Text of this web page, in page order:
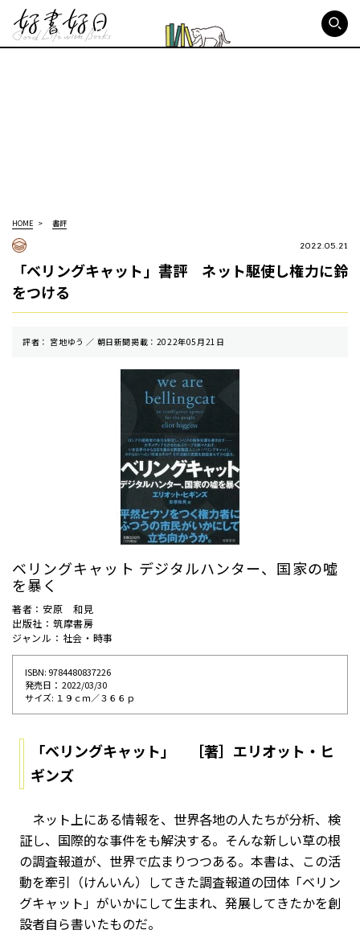
HOME 書評
2022.05.21
「ベリングキャット」書評 ネット駆使し権力に鈴
をつける
評者： 宮地ゆう ／ 朝⽇新聞掲載：2022年05月21日
ベリングキャット デジタルハンター、国家の噓
を暴く
著者：安原 和見
出版社：筑摩書房
ジャンル：社会・時事
ISBN: 9784480837226
発売⽇： 2022/03/30
サイズ: １９ｃｍ／３６６ｐ
「ベリングキャット」 ［著］エリオット・ヒ
ギンズ
ネット上にある情報を、世界各地の人たちが分析、検
証し、国際的な事件をも解決する。そんな新しい草の根
の調査報道が、世界で広まりつつある。本書は、この活
動を牽引（けんいん）してきた調査報道の団体「ベリン
グキャット」がいかにして生まれ、発展してきたかを創
設者自ら書いたものだ。